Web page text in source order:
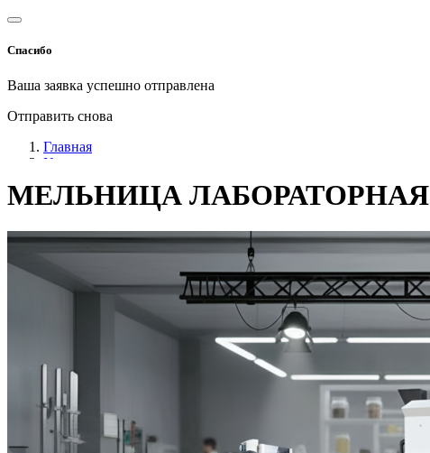
Спасибо
Ваша заявка успешно отправлена
Отправить снова
Главная
News
МЕЛЬНИЦА ЛАБОРАТОРНАЯ.